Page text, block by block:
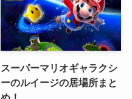
スーパーマリオギャラクシ
ーのルイージの居場所まと